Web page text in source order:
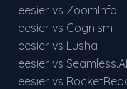
eesier vs ZoomInfo
eesier vs Cognism
eesier vs Lusha
eesier vs Seamless.AI
eesier vs